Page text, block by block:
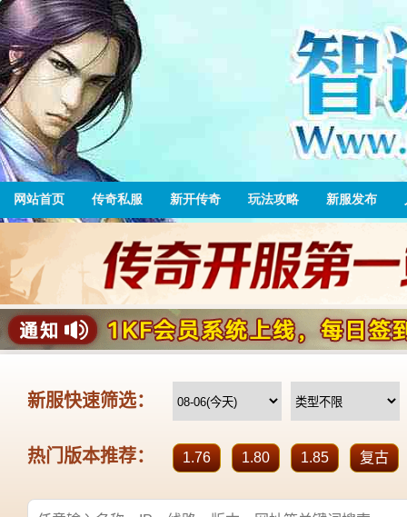
网站首页 传奇私服 新开传奇 玩法攻略 新服发布